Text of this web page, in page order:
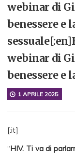
webinar di
benessere e
webinar di
benessere e
1 APRILE 2025
[:it]
“HIV. Ti va di